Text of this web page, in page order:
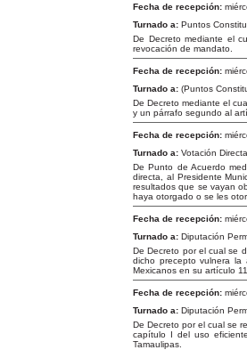
Fecha de recepción:
Turnado a: Puntos
De Decreto mediante el
revocación de mandato.
Fecha de recepción:
Turnado a: (Puntos
De Decreto mediante el
y un párrafo segundo al
Fecha de recepción:
Turnado a: Votación
De Punto de Acuerdo
directa, al Presidente
resultados que se vayan
haya otorgado o se les
Fecha de recepción:
Turnado a: Diputación
De Decreto por el cual se
dicho precepto vulnera la
Mexicanos en su artículo
Fecha de recepción:
Turnado a: Diputación
De Decreto por el cual se
capítulo I del uso
Tamaulipas.